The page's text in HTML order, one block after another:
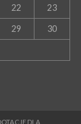
22 23
29 30
DLA